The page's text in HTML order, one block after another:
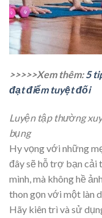
>>>>>Xem thêm:5
đạt điểm tuyệt đối
Luyện tập thường
bụng
Hy vọng với những
đây sẽ hỗ trợ bạn cải
mình, mà không hề
thon gọn với một làn
Hãy kiên trì và sử